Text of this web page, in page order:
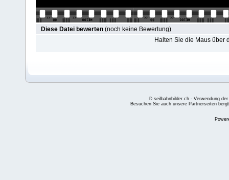
Diese Datei bewerten (noch keine Bewertung)
Halten Sie die Maus über
© seilbahnbilder.ch - Verwendung
Besuchen Sie auch unsere Partnerseiten